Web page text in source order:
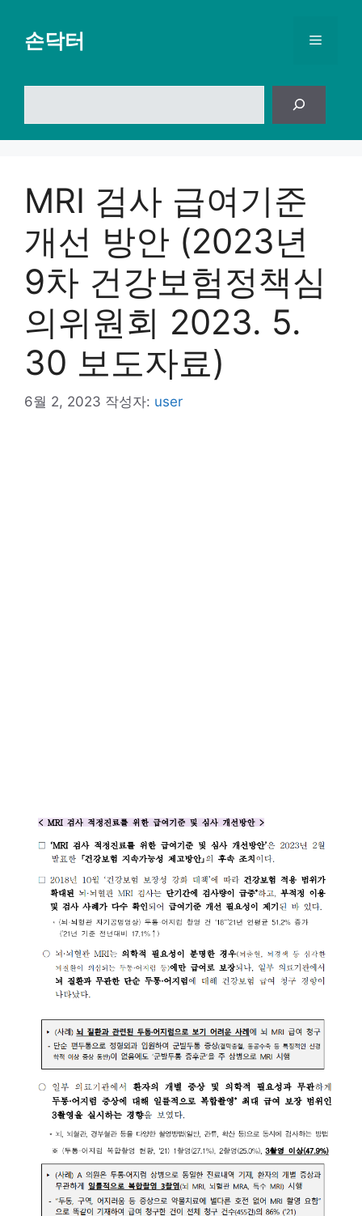
손닥터 메
뉴
MRI 검사 급여기준
개선 방안 (2023년
9차 건강보험정책심
의위원회 2023. 5.
30 보도자료)
6월 2, 2023 작성자: user